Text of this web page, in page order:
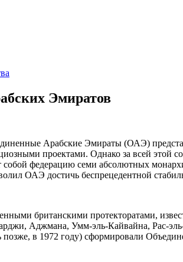
Эмиратов
Арабские Эмираты (ОАЭ)
проектами. Однако за всей этой
собой федерацию семи абсолютных
ОАЭ достичь беспрецедентной
британскими протекторатами,
Аджмана, Умм-эль-Кайвайна, Рас-
позже, в 1972 году) сформировали